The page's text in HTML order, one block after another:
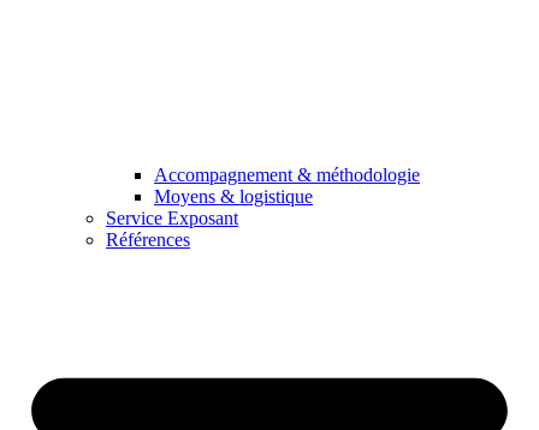
Accompagnement & méthodologie
Moyens & logistique
Service Exposant
Références